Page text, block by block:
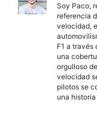
Soy Paco,
referencia
velocidad,
F1 a través
una
orgulloso
velocidad
pilotos se
una